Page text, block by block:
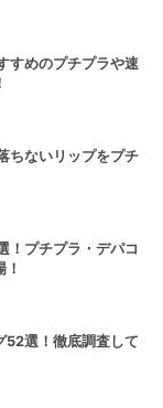
すめのプチプラや速
ちないリップをプチ
！プチプラ・デパコ
52選！徹底調査して